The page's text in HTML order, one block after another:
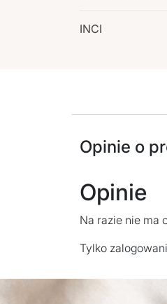
INCI
Opinie o
Opinie
Na razie nie ma
Tylko